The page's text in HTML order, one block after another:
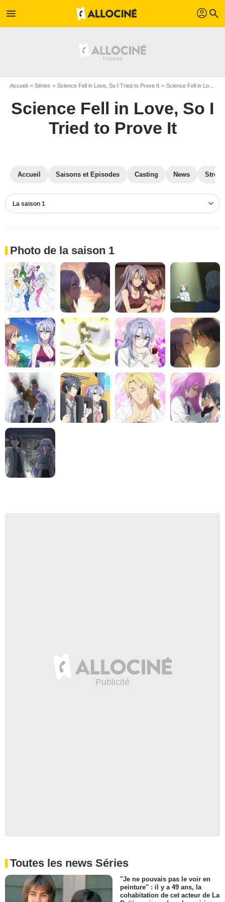
menu profil search
Accueil Séries Science Fell in Love, So I Tried to Prove It Science Fell in Love, So I Tried to Prove It S01
Science Fell in Love, So I
Tried to Prove It
Accueil Saisons et Episodes Casting News
La saison 1
Photo de la saison 1
Toutes les news Séries
"Je ne pouvais pas le voir en
peinture" : il y a 49 ans, la
cohabitation de cet acteur de La